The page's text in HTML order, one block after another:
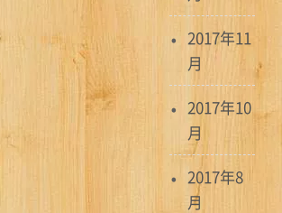
2017年11
月
2017年10
月
2017年8
月